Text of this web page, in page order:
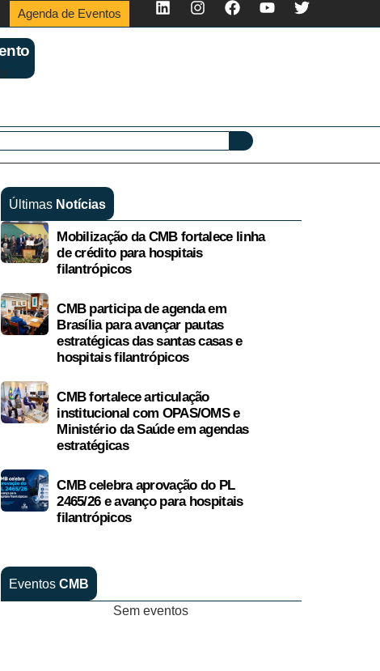
Agenda de Eventos
Últimas Notícias
Mobilização da CMB fortalece linha
de crédito para hospitais
filantrópicos
CMB participa de agenda em
Brasília para avançar pautas
estratégicas das santas casas e
hospitais filantrópicos
CMB fortalece articulação
institucional com OPAS/OMS e
Ministério da Saúde em agendas
estratégicas
CMB celebra aprovação do PL
2465/26 e avanço para hospitais
filantrópicos
Eventos CMB
Sem eventos